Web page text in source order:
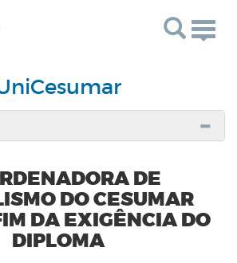
DE
DO CESUMAR
DA EXIGÊNCIA DO
DIPLOMA